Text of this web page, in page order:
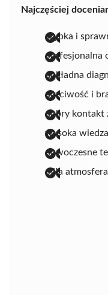
Najczęściej
szybka i
profesjonalna
dokładna
uczciwość i
dobry kontakt
wysoka
nowoczesne
miła atmosfera